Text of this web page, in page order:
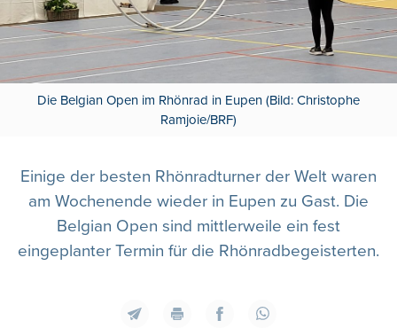
Die Belgian Open im Rhönrad in Eupen (Bild: Christophe
Ramjoie/BRF)
Einige der besten Rhönradturner der Welt waren
am Wochenende wieder in Eupen zu Gast. Die
Belgian Open sind mittlerweile ein fest
eingeplanter Termin für die Rhönradbegeisterten.